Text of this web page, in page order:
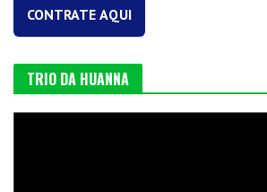
CONTRATE AQUI
TRIO DA HUANNA